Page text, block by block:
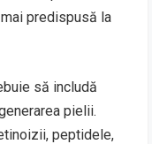
predispusă la
să includă
pielii.
peptidele,